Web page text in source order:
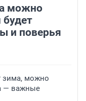
можно
и поверья
зима, можно
— важные